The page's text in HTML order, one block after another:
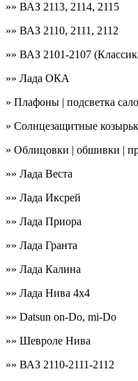
»» ВАЗ 2113, 2114, 2115
»» ВАЗ 2110, 2111, 2112
»» ВАЗ 2101-2107
»» Лада ОКА
» Плафоны | подсветка
» Солнцезащитные
» Облицовки | обшивки |
»» Лада Веста
»» Лада Иксрей
»» Лада Приора
»» Лада Гранта
»» Лада Калина
»» Лада Нива 4х4
»» Datsun on-Do, mi-Do
»» Шевроле Нива
»» ВАЗ 2110-2111-2112